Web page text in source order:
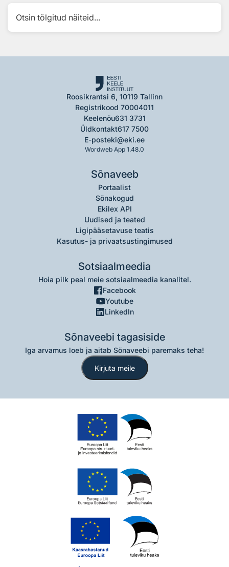
Otsin tõlgitud näiteid...
Roosikrantsi 6, 10119 Tallinn
Registrikood 70004011
Keelenõu631 3731
Üldkontakt617 7500
E-posteki@eki.ee
Wordweb App 1.48.0
Sõnaveeb
Portaalist
Sõnakogud
Ekilex API
Uudised ja teated
Ligipääsetavuse teatis
Kasutus- ja privaatsustingimused
Sotsiaalmeedia
Hoia pilk peal meie sotsiaalmeedia kanalitel.
Facebook
Youtube
LinkedIn
Sõnaveebi tagasiside
Iga arvamus loeb ja aitab Sõnaveebi paremaks teha!
Kirjuta meile